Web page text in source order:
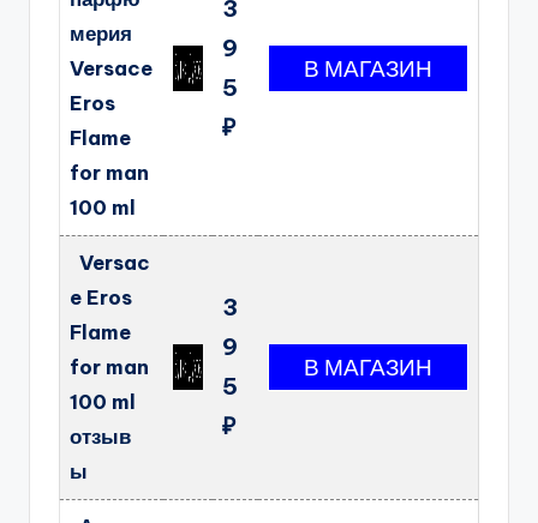
мерия
Versace
Eros
Flame
for man
100 ml
3
9
5
₽
Versac
e Eros
Flame
for man
100 ml
отзыв
ы
3
9
5
₽